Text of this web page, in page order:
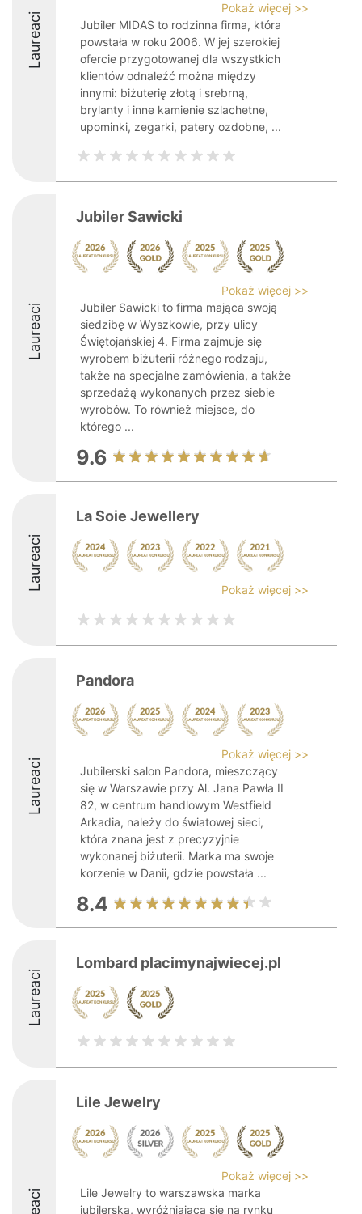
Laureaci
Pokaż więcej >>
Jubiler MIDAS to rodzinna firma, która
powstała w roku 2006. W jej szerokiej
ofercie przygotowanej dla wszystkich
klientów odnaleźć można między
innymi: biżuterię złotą i srebrną,
brylanty i inne kamienie szlachetne,
upominki, zegarki, patery ozdobne, ...
Laureaci
Jubiler Sawicki
Pokaż więcej >>
Jubiler Sawicki to firma mająca swoją
siedzibę w Wyszkowie, przy ulicy
Świętojańskiej 4. Firma zajmuje się
wyrobem biżuterii różnego rodzaju,
także na specjalne zamówienia, a także
sprzedażą wykonanych przez siebie
wyrobów. To również miejsce, do
którego ...
9.6
Laureaci
La Soie Jewellery
Pokaż więcej >>
Laureaci
Pandora
Pokaż więcej >>
Jubilerski salon Pandora, mieszczący
się w Warszawie przy Al. Jana Pawła II
82, w centrum handlowym Westfield
Arkadia, należy do światowej sieci,
która znana jest z precyzyjnie
wykonanej biżuterii. Marka ma swoje
korzenie w Danii, gdzie powstała ...
8.4
Laureaci
Lombard placimynajwiecej.pl
Lile Jewelry
Pokaż więcej >>
Lile Jewelry to warszawska marka
jubilerska, wyróżniająca się na rynku